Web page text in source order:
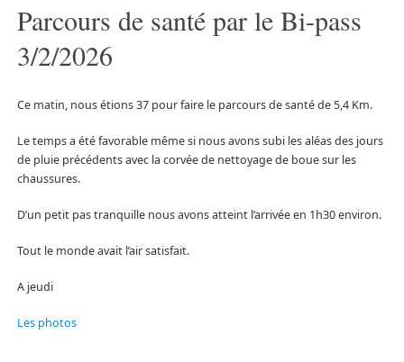
Parcours de santé par le Bi-pass
3/2/2026
Ce matin, nous étions 37 pour faire le parcours de santé de 5,4 Km.
Le temps a été favorable même si nous avons subi les aléas des jours
de pluie précédents avec la corvée de nettoyage de boue sur les
chaussures.
D’un petit pas tranquille nous avons atteint l’arrivée en 1h30 environ.
Tout le monde avait l’air satisfait.
A jeudi
Les photos